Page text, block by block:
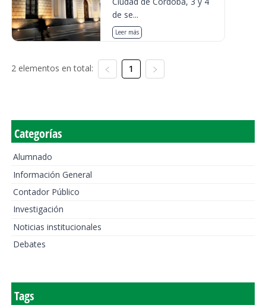
de se...
Leer más
2 elementos en total: 1
Categorías
Alumnado
Información General
Contador Público
Investigación
Noticias institucionales
Debates
Tags